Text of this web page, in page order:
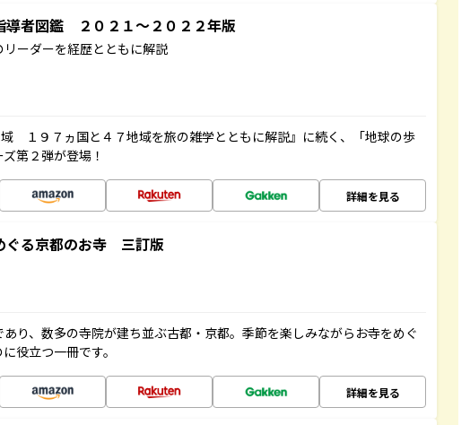
者図鑑 ２０２１～２０２２年版
リーダーを経歴とともに解説
域 １９７ヵ国と４７地域を旅の雑学とともに解説』に続く、「地球の歩
第２弾が登場！
詳細を見る
る京都のお寺 三訂版
り、数多の寺院が建ち並ぶ古都・京都。季節を楽しみながらお寺をめぐ
役立つ一冊です。
詳細を見る